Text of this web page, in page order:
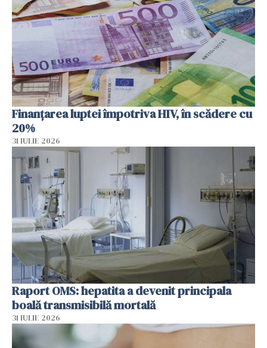
Finanțarea luptei împotriva HIV, în scădere cu
20%
31 IULIE 2026
Raport OMS: hepatita a devenit principala
boală transmisibilă mortală
31 IULIE 2026